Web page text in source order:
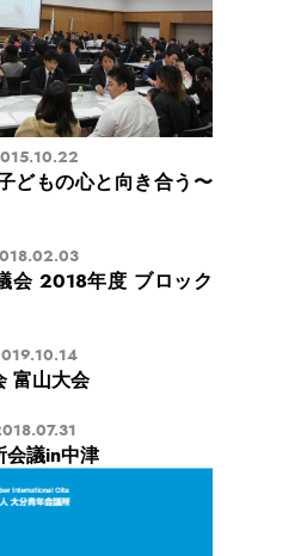
どもの心と向き合う〜
会 2018年度 ブロック
富山大会
会議in中津